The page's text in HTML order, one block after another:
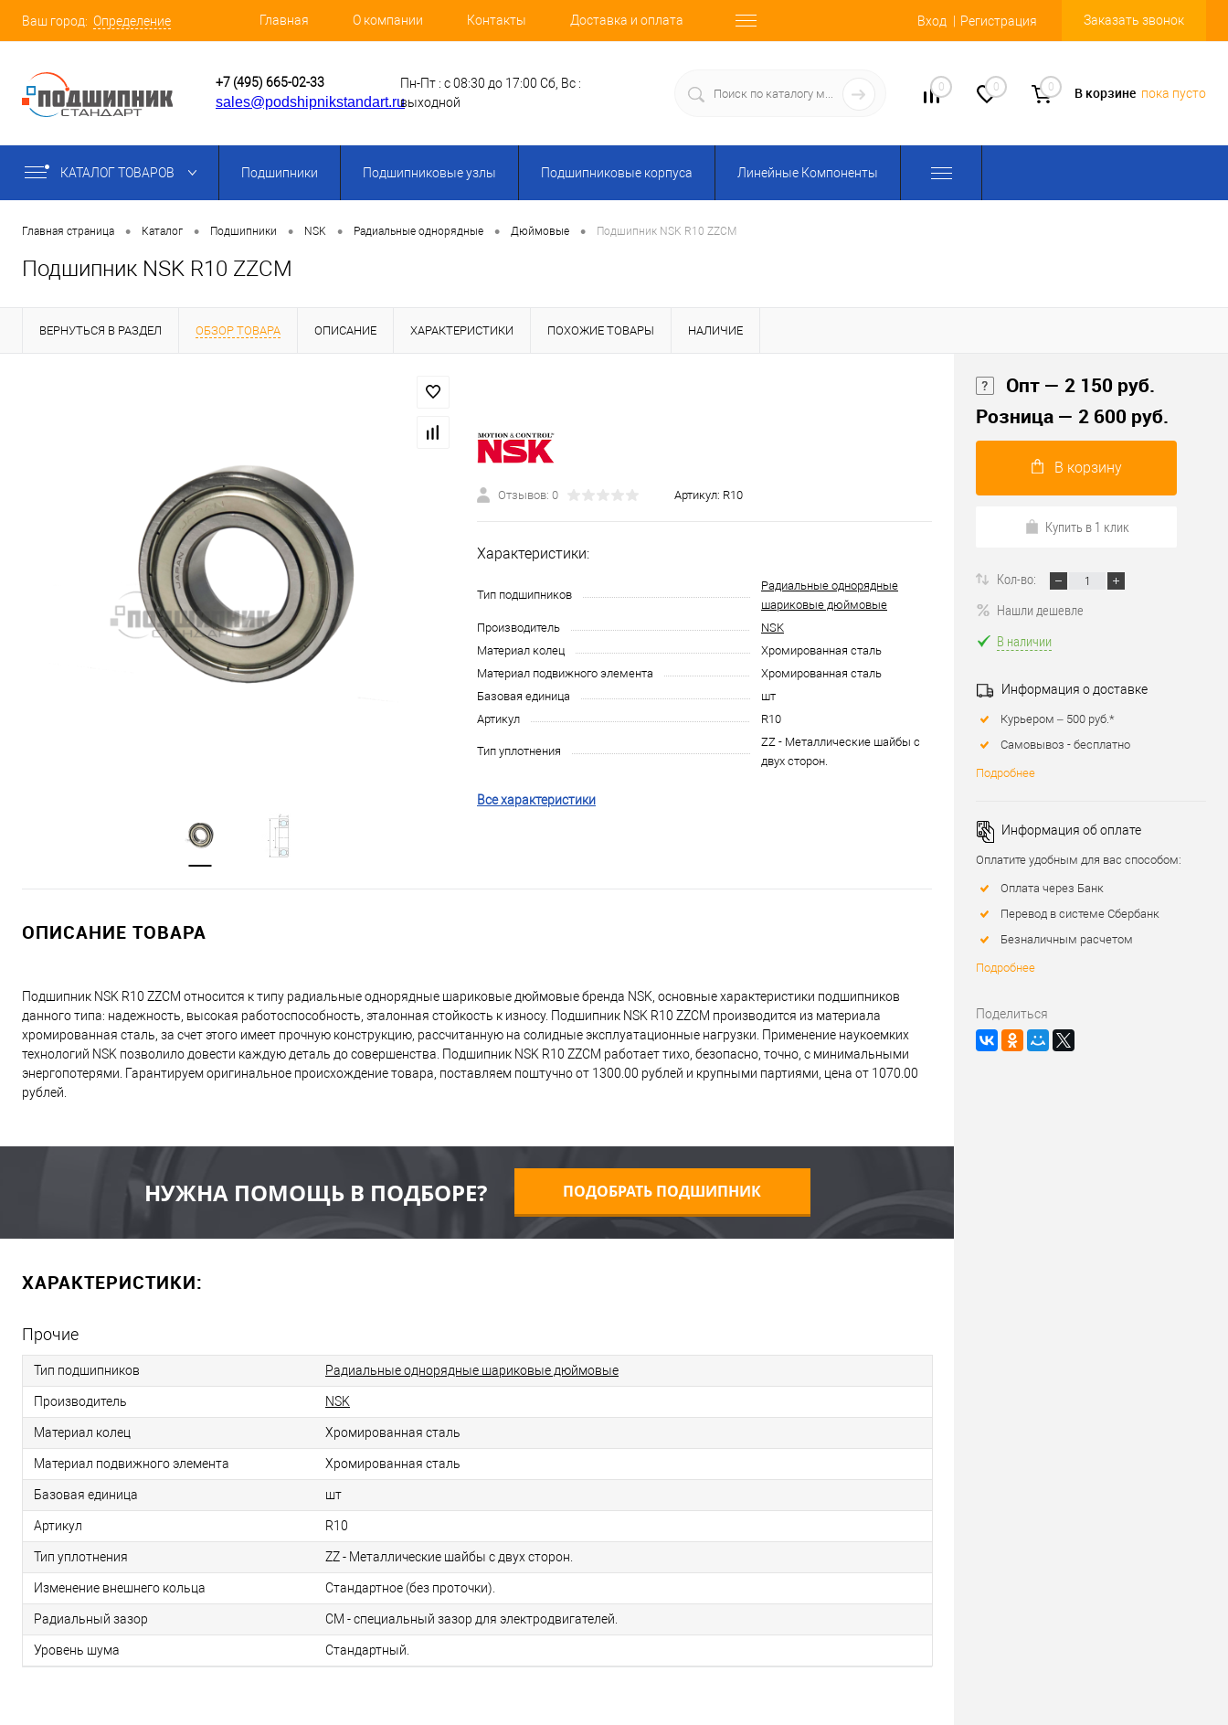
Ваш город: Определение Главная О компании Контакты Доставка и оплата Вход Регистрация Заказать звонок
+7 (495) 665-02-33
sales@podshipnikstandart.ru
Пн-Пт : с 08:30 до 17:00 Сб, Вс :
выходной
0 0 0 В корзине пока пусто
КАТАЛОГ ТОВАРОВ Подшипники Подшипниковые узлы Подшипниковые корпуса Линейные Компоненты
Главная страница • Каталог • Подшипники • NSK • Радиальные однорядные • Дюймовые • Подшипник NSK R10 ZZCM
Подшипник NSK R10 ZZCM
ВЕРНУТЬСЯ В РАЗДЕЛ ОБЗОР ТОВАРА ОПИСАНИЕ ХАРАКТЕРИСТИКИ ПОХОЖИЕ ТОВАРЫ НАЛИЧИЕ
Отзывов: 0 Артикул: R10
Характеристики:
Тип подшипников
Радиальные однорядные
шариковые дюймовые
Производитель
NSK
Материал колец
Хромированная сталь
Материал подвижного элемента
Хромированная сталь
Базовая единица
шт
Артикул
R10
Тип уплотнения
ZZ - Металлические шайбы с
двух сторон.
Все характеристики
ОПИСАНИЕ ТОВАРА
Подшипник NSK R10 ZZCM относится к типу радиальные однорядные шариковые дюймовые бренда NSK, основные характеристики подшипников
данного типа: надежность, высокая работоспособность, эталонная стойкость к износу. Подшипник NSK R10 ZZCM производится из материала
хромированная сталь, за счет этого имеет прочную конструкцию, рассчитанную на солидные эксплуатационные нагрузки. Применение наукоемких
технологий NSK позволило довести каждую деталь до совершенства. Подшипник NSK R10 ZZCM работает тихо, безопасно, точно, с минимальными
энергопотерями. Гарантируем оригинальное происхождение товара, поставляем поштучно от 1300.00 рублей и крупными партиями, цена от 1070.00
рублей.
НУЖНА ПОМОЩЬ В ПОДБОРЕ? ПОДОБРАТЬ ПОДШИПНИК
ХАРАКТЕРИСТИКИ:
Прочие
Тип подшипников Радиальные однорядные шариковые дюймовые
Производитель NSK
Материал колец Хромированная сталь
Материал подвижного элемента Хромированная сталь
Базовая единица шт
Артикул R10
Тип уплотнения ZZ - Металлические шайбы с двух сторон.
Изменение внешнего кольца Стандартное (без проточки).
Радиальный зазор CM - специальный зазор для электродвигателей.
Уровень шума Стандартный.
Опт — 2 150 руб.
Розница — 2 600 руб.
В корзину
Купить в 1 клик
Кол-во:
Нашли дешевле
В наличии
Информация о доставке
Курьером – 500 руб.*
Самовывоз - бесплатно
Подробнее
Информация об оплате
Оплатите удобным для вас способом:
Оплата через Банк
Перевод в системе Сбербанк
Безналичным расчетом
Подробнее
Поделиться